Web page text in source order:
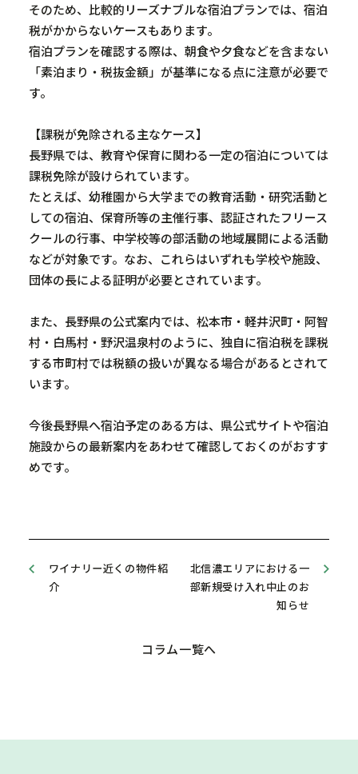
そのため、比較的リーズナブルな宿泊プランでは、宿泊
税がかからないケースもあります。
宿泊プランを確認する際は、朝食や夕食などを含まない
「素泊まり・税抜金額」が基準になる点に注意が必要で
す。
【課税が免除される主なケース】
長野県では、教育や保育に関わる一定の宿泊については
課税免除が設けられています。
たとえば、幼稚園から大学までの教育活動・研究活動と
しての宿泊、保育所等の主催行事、認証されたフリース
クールの行事、中学校等の部活動の地域展開による活動
などが対象です。なお、これらはいずれも学校や施設、
団体の長による証明が必要とされています。
また、長野県の公式案内では、松本市・軽井沢町・阿智
村・白馬村・野沢温泉村のように、独自に宿泊税を課税
する市町村では税額の扱いが異なる場合があるとされて
います。
今後長野県へ宿泊予定のある方は、県公式サイトや宿泊
施設からの最新案内をあわせて確認しておくのがおすす
めです。
ワイナリー近くの物件紹
介
北信濃エリアにおける一
部新規受け入れ中止のお
知らせ
コラム一覧へ